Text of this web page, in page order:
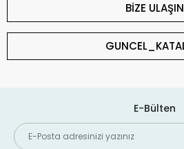
BİZE ULAŞIN
E-Bülten